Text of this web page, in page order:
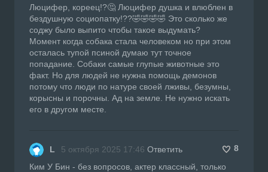
Люцифер, кореец!?🤔 Люцифер душка и влюблен в
бездушную социопатку!??🤣🤣🤣🤣 Это сколько же
соджу было выпито чтобы такое выдумать?
Момент когда собака стала человеком но при этом
осталась тупой псиной думаю тут точное
попадание. Собаки самые глупые животные это
факт. Но для людей не нужна помощь демонов
потому что люди по натуре своей лживы, безумны,
корысны и порочны. Ад на земле. Не нужно искать
его в другом месте.
L 5 октября 2025 17:46 Ответить
8
Ким У Бин - без вопросов, актер классный, только